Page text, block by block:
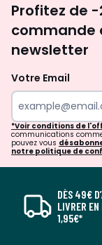
Profitez de
commande
newsletter
Votre Email
*Voir conditions de
communications
pouvez vous
notre politique de
DÈS 49€
LIVRER
1,95€*